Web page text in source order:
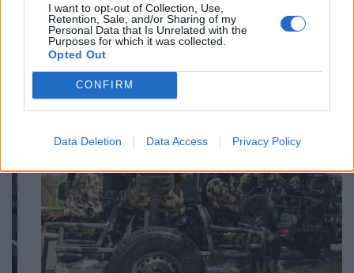
I want to opt-out of Collection, Use,
Retention, Sale, and/or Sharing of my
Personal Data that Is Unrelated with the
Purposes for which it was collected.
Opted Out
CONFIRM
Data Deletion Data Access Privacy Policy
Πυροβολισμοί
Σχετικά Άρθρα